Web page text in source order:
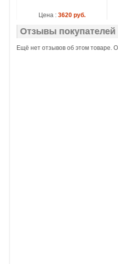
Цена : 3620 руб.
Отзывы покупателей
Ещё нет отзывов об этом товаре.